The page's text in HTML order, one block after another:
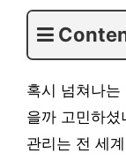
혹시 넘쳐나는
을까 고민하셨
관리는 전 세